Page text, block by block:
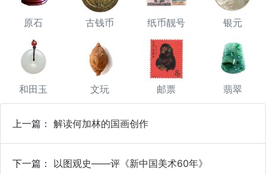
原石 古钱币 纸币靓号 银元
和田玉 文玩 邮票 翡翠
上一篇： 解读何加林的国画创作
下一篇： 以图观史——评《新中国美术60年》